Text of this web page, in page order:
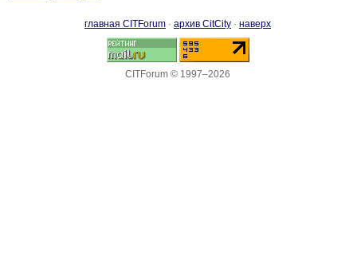
главная CITForum · архив CitCity · наверх
CITForum © 1997–2026